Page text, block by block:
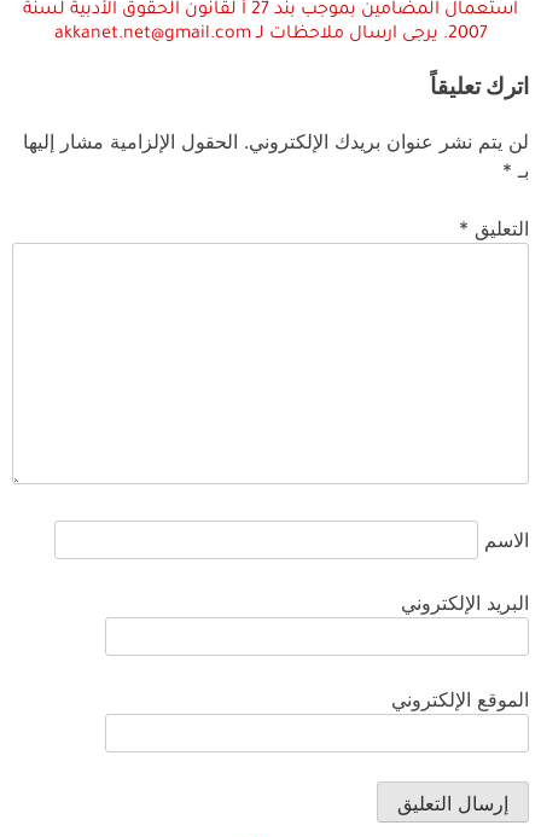
استعمال المضامين بموجب بند 27 أ لقانون الحقوق الأدبية لسنة
2007. يرجى ارسال ملاحظات لـ akkanet.net@gmail.com
اترك تعليقاً
لن يتم نشر عنوان بريدك الإلكتروني. الحقول الإلزامية مشار إليها
بـ *
التعليق *
الاسم
البريد الإلكتروني
الموقع الإلكتروني